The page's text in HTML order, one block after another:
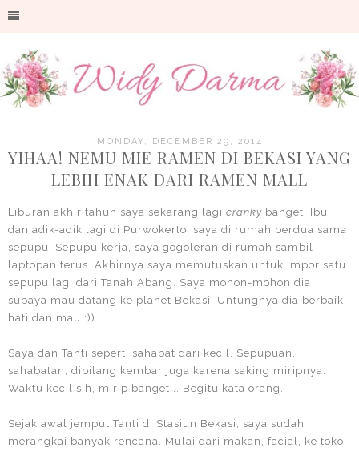
MONDAY, DECEMBER 29, 2014
YIHAA! NEMU MIE RAMEN DI BEKASI YANG
LEBIH ENAK DARI RAMEN MALL
Liburan akhir tahun saya sekarang lagi cranky banget. Ibu
dan adik-adik lagi di Purwokerto, saya di rumah berdua sama
sepupu. Sepupu kerja, saya gogoleran di rumah sambil
laptopan terus. Akhirnya saya memutuskan untuk impor satu
sepupu lagi dari Tanah Abang. Saya mohon-mohon dia
supaya mau datang ke planet Bekasi. Untungnya dia berbaik
hati dan mau :))
Saya dan Tanti seperti sahabat dari kecil. Sepupuan,
sahabatan, dibilang kembar juga karena saking miripnya.
Waktu kecil sih, mirip banget... Begitu kata orang.
Sejak awal jemput Tanti di Stasiun Bekasi, saya sudah
merangkai banyak rencana. Mulai dari makan, facial, ke toko